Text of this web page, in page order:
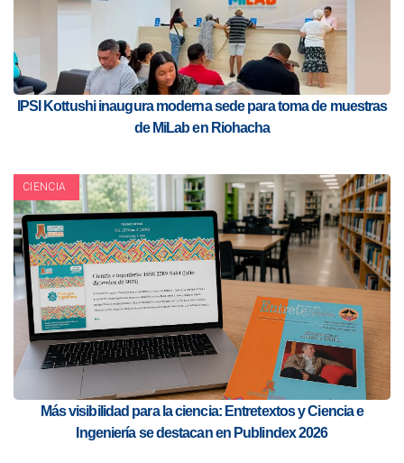
IPSI Kottushi inaugura moderna sede para toma de muestras
de MiLab en Riohacha
CIENCIA
Más visibilidad para la ciencia: Entretextos y Ciencia e
Ingeniería se destacan en Publindex 2026